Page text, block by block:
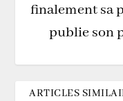
finalement sa
publie son
ARTICLES